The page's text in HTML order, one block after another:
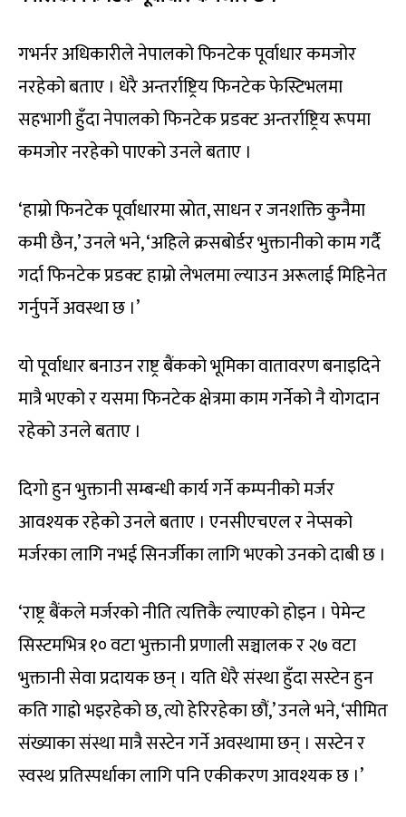
गभर्नर अधिकारीले नेपालको फिनटेक पूर्वाधार कमजोर
नरहेको बताए । धेरै अन्तर्राष्ट्रिय फिनटेक फेस्टिभलमा
सहभागी हुँदा नेपालको फिनटेक प्रडक्ट अन्तर्राष्ट्रिय रूपमा
कमजोर नरहेको पाएको उनले बताए ।
‘हाम्रो फिनटेक पूर्वाधारमा स्रोत, साधन र जनशक्ति कुनैमा
कमी छैन,’ उनले भने, ‘अहिले क्रसबोर्डर भुक्तानीको काम गर्दै
गर्दा फिनटेक प्रडक्ट हाम्रो लेभलमा ल्याउन अरूलाई मिहिनेत
गर्नुपर्ने अवस्था छ ।’
यो पूर्वाधार बनाउन राष्ट्र बैंकको भूमिका वातावरण बनाइदिने
मात्रै भएको र यसमा फिनटेक क्षेत्रमा काम गर्नेको नै योगदान
रहेको उनले बताए ।
दिगो हुन भुक्तानी सम्बन्धी कार्य गर्ने कम्पनीको मर्जर
आवश्यक रहेको उनले बताए । एनसीएचएल र नेप्सको
मर्जरका लागि नभई सिनर्जीका लागि भएको उनको दाबी छ ।
‘राष्ट्र बैंकले मर्जरको नीति त्यत्तिकै ल्याएको होइन । पेमेन्ट
सिस्टमभित्र १० वटा भुक्तानी प्रणाली सञ्चालक र २७ वटा
भुक्तानी सेवा प्रदायक छन् । यति धेरै संस्था हुँदा सस्टेन हुन
कति गाह्रो भइरहेको छ, त्यो हेरिरहेका छौं,’ उनले भने, ‘सीमित
संख्याका संस्था मात्रै सस्टेन गर्ने अवस्थामा छन् । सस्टेन र
स्वस्थ प्रतिस्पर्धाका लागि पनि एकीकरण आवश्यक छ ।’